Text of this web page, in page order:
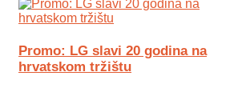
Promo: LG slavi 20 godina na
hrvatskom tržištu